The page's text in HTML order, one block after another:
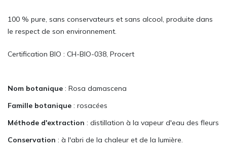
100 % pure, sans conservateurs et sans alcool, produite dans
le respect de son environnement.
Certification BIO : CH-BIO-038, Procert
Nom botanique : Rosa damascena
Famille botanique : rosacées
Méthode d'extraction : distillation à la vapeur d'eau des fleurs
Conservation : à l'abri de la chaleur et de la lumière.